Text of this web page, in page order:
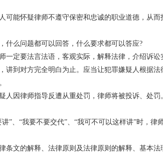
能怀疑律师不遵守保密和忠诚的职业道德，从而
什么问题都可以回答，什么要求都可以答应?
定要法言法语，客观实际，解释法律，介绍诉讼
讲到对方完全明白为止。应当让犯罪嫌疑人根据法
因律师指导反遭从重处罚，律师将被投诉、处罚
”、“我要不要交代”、“我可不可以这样讲”时，律
文的解释、法律原则及法律原则的解释、基本法